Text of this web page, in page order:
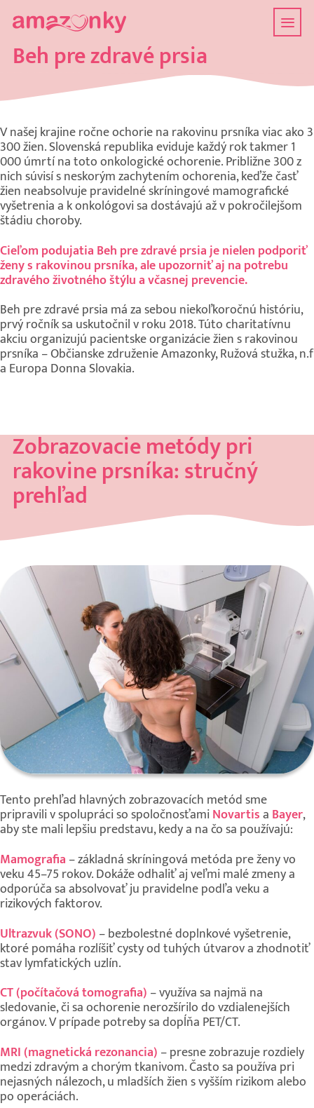
Beh pre zdravé prsia
V našej krajine ročne ochorie na rakovinu prsníka viac ako 3
300 žien. Slovenská republika eviduje každý rok takmer 1
000 úmrtí na toto onkologické ochorenie. Približne 300 z
nich súvisí s neskorým zachytením ochorenia, keďže časť
žien neabsolvuje pravidelné skríningové mamografické
vyšetrenia a k onkológovi sa dostávajú až v pokročilejšom
štádiu choroby.
Cieľom podujatia Beh pre zdravé prsia je nielen podporiť
ženy s rakovinou prsníka, ale upozorniť aj na potrebu
zdravého životného štýlu a včasnej prevencie.
Beh pre zdravé prsia má za sebou niekoľkoročnú históriu,
prvý ročník sa uskutočnil v roku 2018. Túto charitatívnu
akciu organizujú pacientske organizácie žien s rakovinou
prsníka – Občianske združenie Amazonky, Ružová stužka, n.f
a Europa Donna Slovakia.
Zobrazovacie metódy pri
rakovine prsníka: stručný
prehľad
Tento prehľad hlavných zobrazovacích metód sme
pripravili v spolupráci so spoločnosťami Novartisa Bayer,
aby ste mali lepšiu predstavu, kedy a na čo sa používajú:
Mamografia – základná skríningová metóda pre ženy vo
veku 45–75 rokov. Dokáže odhaliť aj veľmi malé zmeny a
odporúča sa absolvovať ju pravidelne podľa veku a
rizikových faktorov.
Ultrazvuk (SONO) – bezbolestné doplnkové vyšetrenie,
ktoré pomáha rozlíšiť cysty od tuhých útvarov a zhodnotiť
stav lymfatických uzlín.
CT (počítačová tomografia) – využíva sa najmä na
sledovanie, či sa ochorenie nerozšírilo do vzdialenejších
orgánov. V prípade potreby sa dopĺňa PET/CT.
MRI (magnetická rezonancia) – presne zobrazuje rozdiely
medzi zdravým a chorým tkanivom. Často sa používa pri
nejasných nálezoch, u mladších žien s vyšším rizikom alebo
po operáciách.